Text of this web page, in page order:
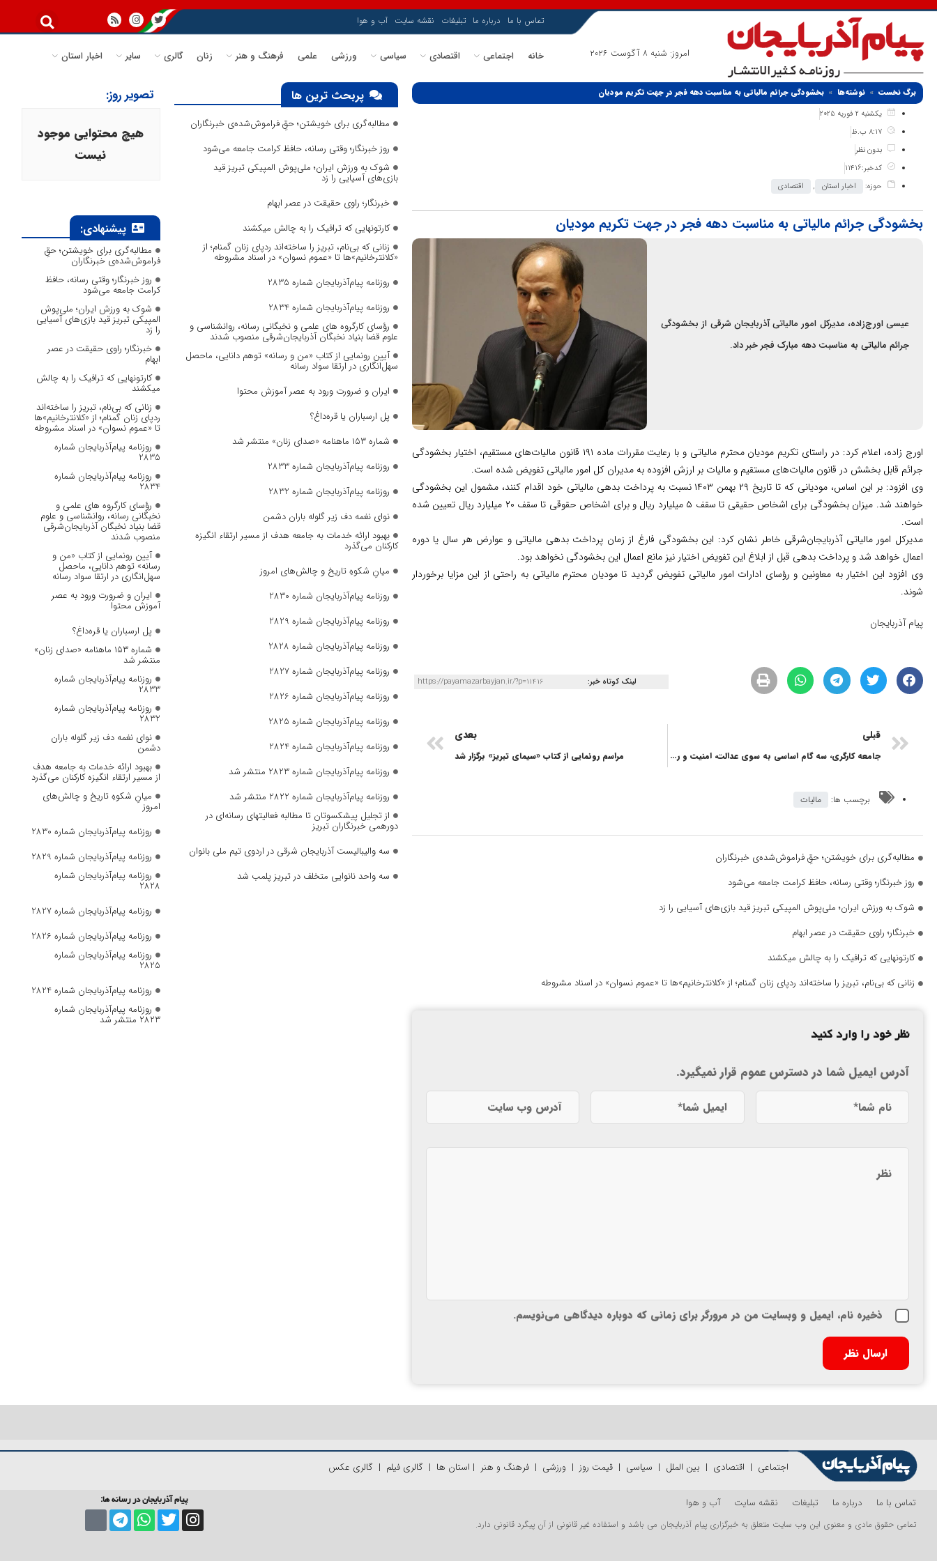
امروز: شنبه 8 آگوست 2026
تماس با ما درباره ما تبلیغات نقشه سایت آب و هوا
خانه اجتماعی اقتصادی سیاسی ورزشی علمی فرهنگ و هنر زنان گالری سایر اخبار استان
برگ نخست نوشته‌ها
بخشودگی جرائم مالیاتی به مناسبت دهه فجر در جهت تکریم مودیان
یکشنبه 2 فوریه 2025
8:17 ب.ظ
بدون نظر
کدخبر:11416
حوزه:
اخبار استان , اقتصادی
بخشودگی جرائم مالیاتی به مناسبت دهه فجر در جهت تکریم مودیان
عیسی اورج‌زاده، مدیرکل امور مالیاتی آذربایجان‌ شرقی از بخشودگی
جرائم مالیاتی به مناسبت دهه مبارک فجر خبر داد.
اورج زاده، اعلام کرد: در راستای تکریم مودیان محترم مالیاتی و با رعایت مقررات ماده ۱۹۱ قانون مالیات‌های مستقیم، اختیار بخشودگی
جرائم قابل ‌بخشش در قانون مالیات‌های مستقیم و مالیات بر ارزش افزوده به مدیران کل امور مالیاتی تفویض شده است.
وی افزود: بر این اساس، مودیانی که تا تاریخ ۲۹ بهمن ۱۴۰۳ نسبت به پرداخت بدهی مالیاتی خود اقدام کنند، مشمول این بخشودگی
خواهند شد. میزان بخشودگی برای اشخاص حقیقی تا سقف ۵ میلیارد ریال و برای اشخاص حقوقی تا سقف ۲۰ میلیارد ریال تعیین شده
است.
مدیرکل امور مالیاتی آذربایجان‌شرقی خاطر نشان کرد: این بخشودگی فارغ از زمان پرداخت بدهی مالیاتی و عوارض هر سال یا دوره
اعمال خواهد شد و پرداخت بدهی قبل از ابلاغ این تفویض اختیار نیز مانع اعمال این بخشودگی نخواهد بود.
وی افزود این اختیار به معاونین و رؤسای ادارات امور مالیاتی تفویض گردید تا مودیان محترم مالیاتی به راحتی از این مزایا برخوردار
شوند‌.
پیام آذربایجان
لینک کوتاه خبر: https://payamazarbayjan.ir/?p=11416
قبلی
جامعه کارگری، سه گام اساسی به سوی عدالت، امنیت و رفاه
بعدی
مراسم رونمایی از کتاب «سیمای تبریز» برگزار شد
برچسب ها: مالیات
مطالبه‌گری برای خویشتن؛ حقِ فراموش‌شده‌ی خبرنگاران
روز خبرنگار؛ وقتی رسانه، حافظ کرامت جامعه می‌شود
شوک به ورزش ایران؛ ملی‌پوش المپیکی تبریز قید بازی‌های آسیایی را زد
خبرنگار؛ راوی حقیقت در عصر ابهام
کارتونهایی که ترافیک را به چالش میکشند
زنانی که بی‌نام، تبریز را ساخته‌اند ردپای زنان گمنام؛ از «کلانترخانیم»ها تا «عموم نسوان» در اسناد مشروطه
نظر خود را وارد کنید
آدرس ایمیل شما در دسترس عموم قرار نمیگیرد.
ذخیره نام، ایمیل و وبسایت من در مرورگر برای زمانی که دوباره دیدگاهی می‌نویسم.
پربحث ترین ها
مطالبه‌گری برای خویشتن؛ حقِ فراموش‌شده‌ی خبرنگاران
روز خبرنگار؛ وقتی رسانه، حافظ کرامت جامعه می‌شود
شوک به ورزش ایران؛ ملی‌پوش المپیکی تبریز قید
بازی‌های آسیایی را زد
خبرنگار؛ راوی حقیقت در عصر ابهام
کارتونهایی که ترافیک را به چالش میکشند
زنانی که بی‌نام، تبریز را ساخته‌اند ردپای زنان گمنام؛ از
«کلانترخانیم»ها تا «عموم نسوان» در اسناد مشروطه
روزنامه پیام‌آذربایجان شماره 2835
روزنامه پیام‌آذربایجان شماره 2834
رؤسای کارگروه های علمی و نخبگانی رسانه، روانشناسی و
علوم قضا بنیاد نخبگان آذربایجان‌شرقی منصوب شدند
آیین رونمایی از کتاب «من و رسانه» توهم دانایی، ماحصل
سهل‌انگاری در ارتقا سواد رسانه
ایران و ضرورت ورود به عصر آموزش محتوا
پل ارسباران یا قره‌داغ؟
شماره ۱۵۳ ماهنامه «صدای زنان» منتشر شد
روزنامه پیام‌آذربایجان شماره 2833
روزنامه پیام‌آذربایجان شماره 2832
نوای نغمه دف زیر گلوله باران دشمن
بهبود ارائه خدمات به جامعه هدف از مسیر ارتقاء انگیزه
کارکنان می‌گذرد
میانِ شکوهِ تاریخ و چالش‌های امروز
روزنامه پیام‌آذربایجان شماره 2830
روزنامه پیام‌آذربایجان شماره 2829
روزنامه پیام‌آذربایجان شماره 2828
روزنامه پیام‌آذربایجان شماره 2827
روزنامه پیام‌آذربایجان شماره 2826
روزنامه پیام‌آذربایجان شماره 2825
روزنامه پیام‌آذربایجان شماره 2824
روزنامه پیام‌آذربایجان شماره 2823 منتشر شد
روزنامه پیام‌آذربایجان شماره 2822 منتشر شد
از تجلیل پیشکسوتان تا مطالبه فعالیتهای رسانه‌ای در
دورهمی خبرنگاران تبریز
سه والیبالیست آذربایجان‌ شرقی در اردوی تیم ملی بانوان
سه واحد نانوایی متخلف در تبریز پلمب شد
تصویر روز:
هیچ محتوایی موجود
نیست
پیشنهادی:
مطالبه‌گری برای خویشتن؛ حقِ
فراموش‌شده‌ی خبرنگاران
روز خبرنگار؛ وقتی رسانه، حافظ
کرامت جامعه می‌شود
شوک به ورزش ایران؛ ملی‌پوش
المپیکی تبریز قید بازی‌های آسیایی
را زد
خبرنگار؛ راوی حقیقت در عصر
ابهام
کارتونهایی که ترافیک را به چالش
میکشند
زنانی که بی‌نام، تبریز را ساخته‌اند
ردپای زنان گمنام؛ از «کلانترخانیم»ها
تا «عموم نسوان» در اسناد مشروطه
روزنامه پیام‌آذربایجان شماره
2835
روزنامه پیام‌آذربایجان شماره
2834
رؤسای کارگروه های علمی و
نخبگانی رسانه، روانشناسی و علوم
قضا بنیاد نخبگان آذربایجان‌شرقی
منصوب شدند
آیین رونمایی از کتاب «من و
رسانه» توهم دانایی، ماحصل
سهل‌انگاری در ارتقا سواد رسانه
ایران و ضرورت ورود به عصر
آموزش محتوا
پل ارسباران یا قره‌داغ؟
شماره ۱۵۳ ماهنامه «صدای زنان»
منتشر شد
روزنامه پیام‌آذربایجان شماره
2833
روزنامه پیام‌آذربایجان شماره
2832
نوای نغمه دف زیر گلوله باران
دشمن
بهبود ارائه خدمات به جامعه هدف
از مسیر ارتقاء انگیزه کارکنان می‌گذرد
میانِ شکوهِ تاریخ و چالش‌های
امروز
روزنامه پیام‌آذربایجان شماره 2830
روزنامه پیام‌آذربایجان شماره 2829
روزنامه پیام‌آذربایجان شماره
2828
روزنامه پیام‌آذربایجان شماره 2827
روزنامه پیام‌آذربایجان شماره 2826
روزنامه پیام‌آذربایجان شماره
2825
روزنامه پیام‌آذربایجان شماره 2824
روزنامه پیام‌آذربایجان شماره
2823 منتشر شد
اجتماعی | اقتصادی | بین الملل | سیاسی |قیمت روز| ورزشی |فرهنگ و هنر | استان ها | گالری فیلم | گالری عکس
تماس با ما درباره ما تبلیغات نقشه سایت آب و هوا
تمامی حقوق مادی و معنوی این وب سایت متعلق به خبرگزاری پیام آذربایجان می باشد و استفاده غیر قانونی از آن پیگرد قانونی دارد.
پیام آذربایجان در رسانه ها: